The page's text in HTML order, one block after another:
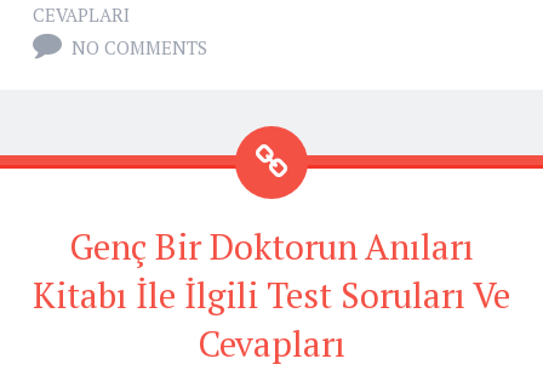
CEVAPLARI
NO COMMENTS
Genç Bir Doktorun Anıları
Kitabı İle İlgili Test Soruları Ve
Cevapları